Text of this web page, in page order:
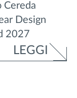
Cereda
Design
2027
LEGGI